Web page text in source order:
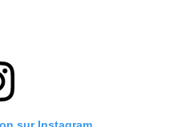
sur Instagram